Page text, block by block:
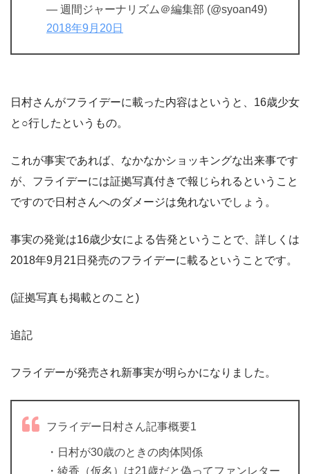
— 週間ジャーナリズム＠編集部 (@syoan49)
2018年9月20日
日村さんがフライデーに載った内容はというと、16歳少女
と○行したというもの。
これが事実であれば、なかなかショッキングな出来事です
が、フライデーには証拠写真付きで報じられるということ
ですので日村さんへのダメージは免れないでしょう。
事実の発覚は16歳少女による告発ということで、詳しくは
2018年9月21日発売のフライデーに載るということです。
(証拠写真も掲載とのこと)
追記
フライデーが発売され新事実が明らかになりました。
フライデー日村さん記事概要1
・日村が30歳のときの肉体関係
・綾香（仮名）は21歳だと偽ってファンレター